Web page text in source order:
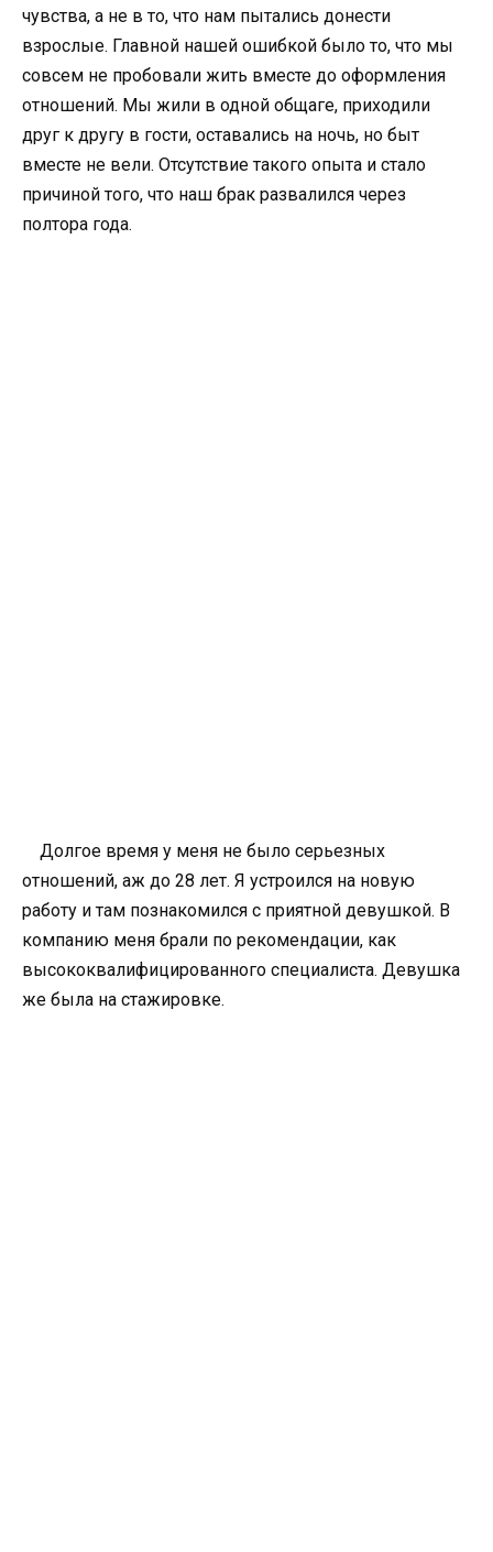
чувства, а не в то, что нам пытались донести
взрослые. Главной нашей ошибкой было то, что мы
совсем не пробовали жить вместе до оформления
отношений. Мы жили в одной общаге, приходили
друг к другу в гости, оставались на ночь, но быт
вместе не вели. Отсутствие такого опыта и стало
причиной того, что наш брак развалился через
полтора года.
Долгое время у меня не было серьезных
отношений, аж до 28 лет. Я устроился на новую
работу и там познакомился с приятной девушкой. В
компанию меня брали по рекомендации, как
высококвалифицированного специалиста. Девушка
же была на стажировке.